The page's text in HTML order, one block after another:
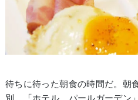
待ちに待った朝食の時間だ。朝
別。「ホテル パールガーデン